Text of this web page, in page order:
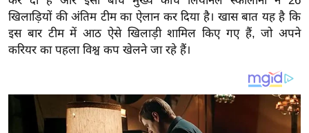
ष
ज्ञ
रा
खिलाड़ियों की अंतिम टीम का ऐलान कर दिया है। खास बात यह है कि
इस बार टीम में आठ ऐसे खिलाड़ी शामिल किए गए हैं, जो अपने
करियर का पहला विश्व कप खेलने जा रहे हैं।